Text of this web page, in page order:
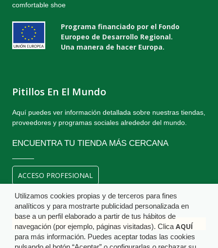
comfortable shoe
Programa financiado por el Fondo
Europeo de Desarrollo Regional.
Una manera de hacer Europa.
Pitillos En El Mundo
Aquí puedes ver información detallada sobre nuestras tiendas,
proveedores y programas sociales alrededor del mundo.
ENCUENTRA TU TIENDA MÁS CERCANA
ACCESO PROFESIONAL
Utilizamos cookies propias y de terceros para fines
analíticos y para mostrarte publicidad personalizada en
base a un perfil elaborado a partir de tus hábitos de
navegación (por ejemplo, páginas visitadas). Clica AQUÍ
para más información. Puedes aceptar todas las cookies